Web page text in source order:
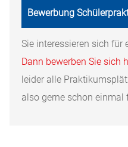
Bewerbung
Sie interessieren sich für
Dann bewerben Sie sich
leider alle
also gerne schon einmal